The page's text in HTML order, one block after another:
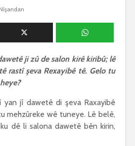
ji zû de salon kirê kiribû; lê
rastî şeva Rexayibê tê. Gelo tu
yan jî dawetê di şeva Raxayibê
mehzûreke wê tuneye. Lê belê,
dê li salona dawetê bên kirin,
him jî
bi zirar in.
hukmê li ser
wek hev
Ekim 2021
teqez
mirov
3 Kasım
3027